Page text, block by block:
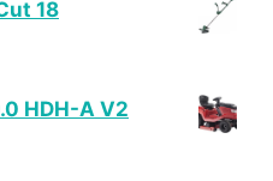
18
HDH-A V2